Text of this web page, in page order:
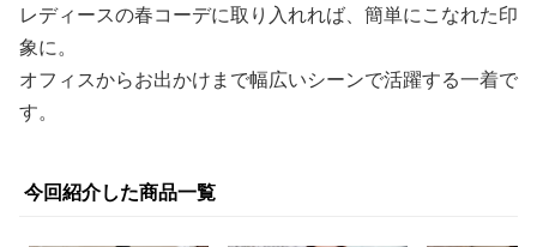
レディースの春コーデに取り入れれば、簡単にこなれた印
象に。
オフィスからお出かけまで幅広いシーンで活躍する一着で
す。
今回紹介した商品一覧